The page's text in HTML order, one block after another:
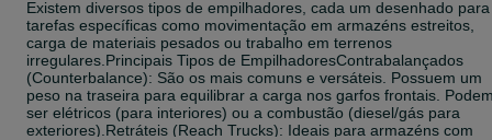
Existem diversos tipos de empilhadores, cada um desenhado para
tarefas específicas como movimentação em armazéns estreitos,
carga de materiais pesados ou trabalho em terrenos
irregulares.Principais Tipos de EmpilhadoresContrabalançados
(Counterbalance): São os mais comuns e versáteis. Possuem um
peso na traseira para equilibrar a carga nos garfos frontais.
ser elétricos (para interiores) ou a combustão (diesel/gás para
exteriores).Retráteis (Reach Trucks): Ideais para armazéns com